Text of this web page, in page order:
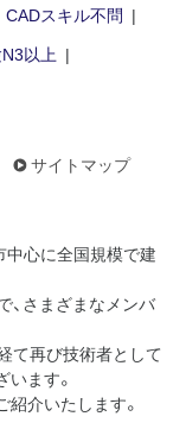
CADスキル不問
以上
サイトマップ
中心に全国規模で建
、さまざまなメンバ
て再び技術者として
ます。
介いたします。